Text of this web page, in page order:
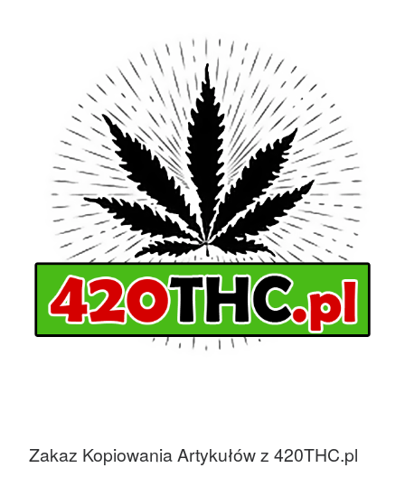
Zakaz Kopiowania Artykułów z 420THC.pl